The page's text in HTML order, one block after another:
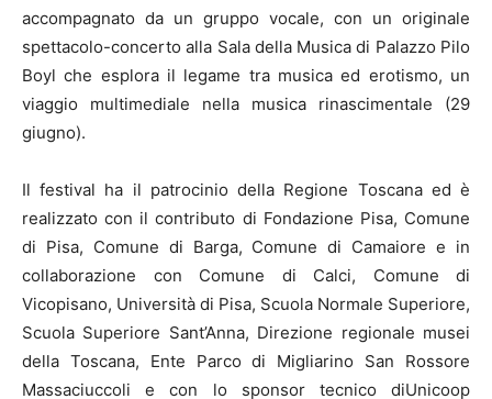
accompagnato da un gruppo vocale, con un originale
spettacolo-concerto alla Sala della Musica di Palazzo Pilo
Boyl che esplora il legame tra musica ed erotismo, un
viaggio multimediale nella musica rinascimentale (29
giugno).
Il festival ha il patrocinio della Regione Toscana ed è
realizzato con il contributo di Fondazione Pisa, Comune
di Pisa, Comune di Barga, Comune di Camaiore e in
collaborazione con Comune di Calci, Comune di
Vicopisano, Università di Pisa, Scuola Normale Superiore,
Scuola Superiore Sant’Anna, Direzione regionale musei
della Toscana, Ente Parco di Migliarino San Rossore
Massaciuccoli e con lo sponsor tecnico diUnicoop